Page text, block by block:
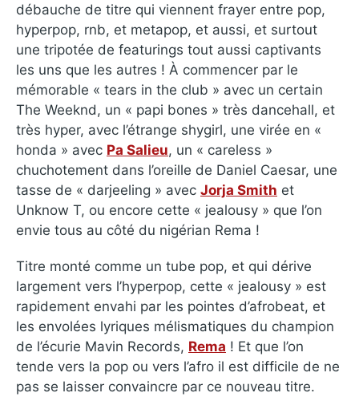
débauche de titre qui viennent frayer entre pop,
hyperpop, rnb, et metapop, et aussi, et surtout
une tripotée de featurings tout aussi captivants
les uns que les autres ! À commencer par le
mémorable « tears in the club » avec un certain
The Weeknd, un « papi bones » très dancehall, et
très hyper, avec l’étrange shygirl, une virée en «
honda » avec Pa Salieu, un « careless »
chuchotement dans l’oreille de Daniel Caesar, une
tasse de « darjeeling » avec Jorja Smith et
Unknow T, ou encore cette « jealousy » que l’on
envie tous au côté du nigérian Rema !
Titre monté comme un tube pop, et qui dérive
largement vers l’hyperpop, cette « jealousy » est
rapidement envahi par les pointes d’afrobeat, et
les envolées lyriques mélismatiques du champion
de l’écurie Mavin Records, Rema ! Et que l’on
tende vers la pop ou vers l’afro il est difficile de ne
pas se laisser convaincre par ce nouveau titre.